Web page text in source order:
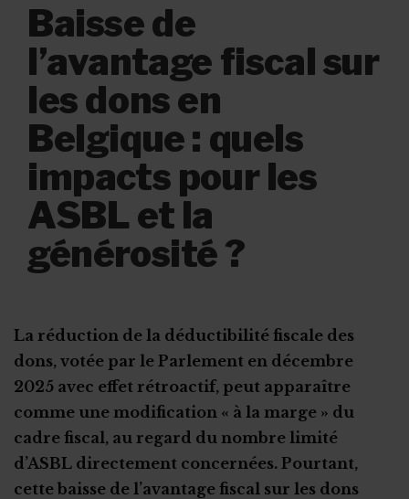
Baisse de
l’avantage fiscal sur
les dons en
Belgique : quels
impacts pour les
ASBL et la
générosité ?
La réduction de la déductibilité fiscale des
dons, votée par le Parlement en décembre
2025 avec effet rétroactif, peut apparaître
comme une modification « à la marge » du
cadre fiscal, au regard du nombre limité
d’ASBL directement concernées. Pourtant,
cette baisse de l’avantage fiscal sur les dons